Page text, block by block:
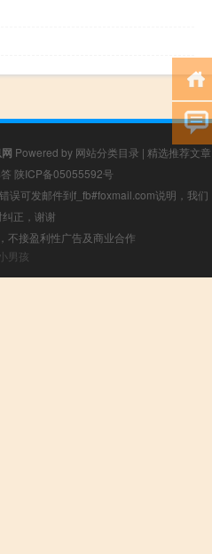
Powered by 网站分类目录 | 精选推荐文章
陕ICP备05055592号
误可发邮件到f_fb#foxmail.com说明，我们
正，谢谢
不接盈利性广告及商业合作
男孩